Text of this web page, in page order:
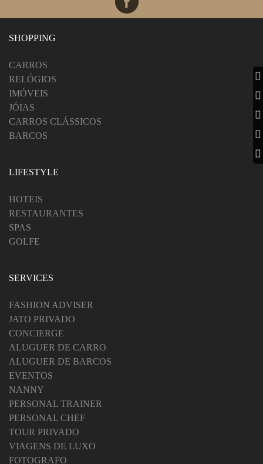
SHOPPING
CARROS
RELÓGIOS
IMÓVEIS
JÓIAS
CARROS CLÁSSICOS
BARCOS
LIFESTYLE
HOTEIS
RESTAURANTES
SPAS
GOLFE
SERVICES
FASHION ADVISER
JATO PRIVADO
CONCIERGE
ALUGUER DE CARRO
ALUGUER DE BARCOS
EVENTOS
NANNY
PERSONAL TRAINER
PERSONAL CHEF
TOUR PRIVADO
VIAGENS DE LUXO
FOTOGRAFO